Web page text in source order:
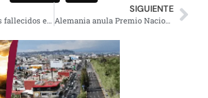
Aumentan a 49 los fallecidos en Kenia por las inundaciones
SIGUIENTE
Alemania anula Premio Nacional a los Libreros por «izquierdistas»